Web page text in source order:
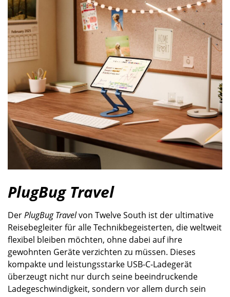
PlugBug Travel
DerPlugBug Travelvon Twelve South ist der ultimative
Reisebegleiter für alle Technikbegeisterten, die weltweit
flexibel bleiben möchten, ohne dabei auf ihre
gewohnten Geräte verzichten zu müssen. Dieses
kompakte und leistungsstarke USB-C-Ladegerät
überzeugt nicht nur durch seine beeindruckende
Ladegeschwindigkeit, sondern vor allem durch sein